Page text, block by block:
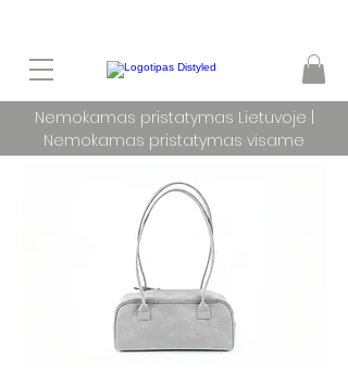
Nemokamas pristatymas Lietuvoje |
Nemokamas pristatymas visame